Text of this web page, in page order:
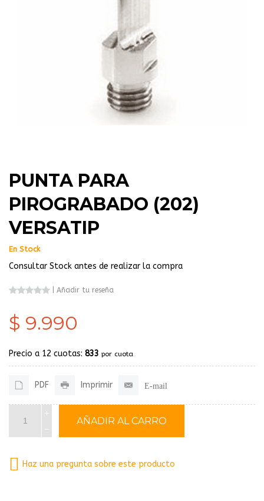
PUNTA PARA
PIROGRABADO (202)
VERSATIP
En Stock
Consultar Stock antes de realizar la compra
Añadir tu reseña
$ 9.990
Precio a 12 cuotas: 833 por cuota
PDF Imprimir E-mail
Haz una pregunta sobre este producto